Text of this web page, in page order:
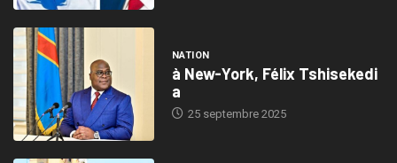
NATION
à New-York, Félix Tshisekedi
a
25 septembre 2025